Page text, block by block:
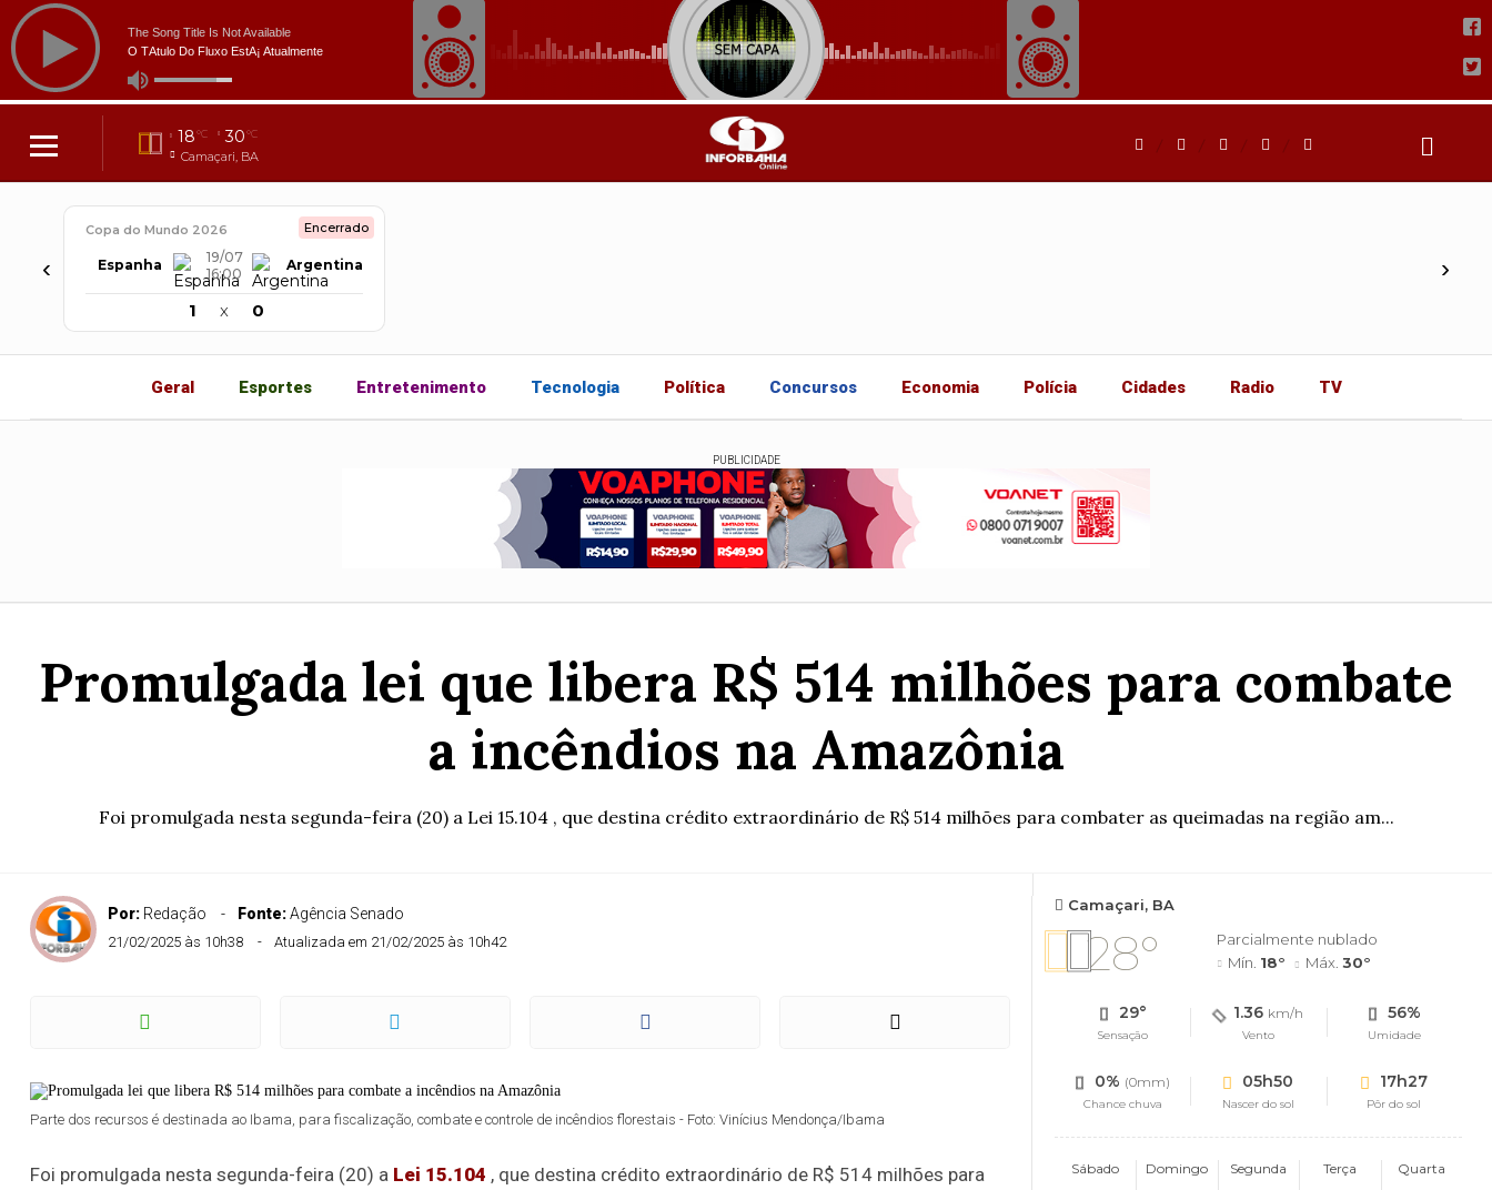
18°C 30°C
Camaçari, BA
‹
Copa do Mundo 2026 Encerrado
Espanha
19/07
16:00
Argentina
1 x 0
›
Geral Esportes Entretenimento Tecnologia Política Concursos Economia Polícia Cidades Radio TV
PUBLICIDADE
Promulgada lei que libera R$ 514 milhões para combate
a incêndios na Amazônia
Foi promulgada nesta segunda-feira (20) a Lei 15.104 , que destina crédito extraordinário de R$ 514 milhões para combater as queimadas na região am...
Por: Redação Fonte:Agência Senado
21/02/2025 às 10h38 Atualizada em 21/02/2025 às 10h42
Parte dos recursos é destinada ao Ibama, para fiscalização, combate e controle de incêndios florestais - Foto: Vinícius Mendonça/Ibama
Foi promulgada nesta segunda-feira (20) a Lei 15.104 , que destina crédito extraordinário de R$ 514 milhões para
Camaçari, BA
28°
Parcialmente nublado
Mín. 18° Máx. 30°
29°
Sensação
1.36 km/h
Vento
56%
Umidade
0% (0mm)
Chance chuva
05h50
Nascer do sol
17h27
Pôr do sol
Sábado Domingo Segunda Terça Quarta